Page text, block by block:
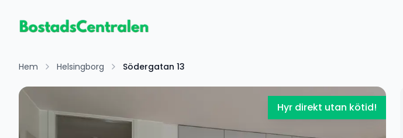
Hem Helsingborg Södergatan 13
Hyr direkt utan kötid!